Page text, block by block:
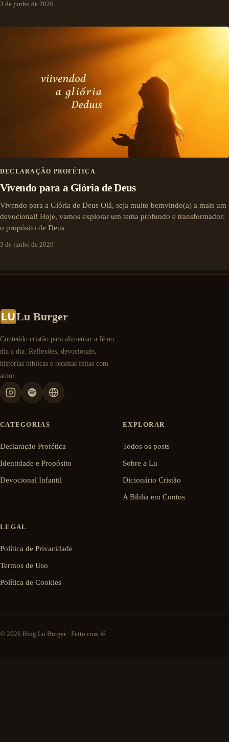
3 de junho de 2026
DECLARAÇÃO PROFÉTICA
Vivendo para a Glória de Deus
Vivendo para a Glória de Deus Olá, seja muito bemvindo(a) a mais um
devocional! Hoje, vamos explorar um tema profundo e transformador:
o propósito de Deus
3 de junho de 2026
Lu Burger
Conteúdo cristão para alimentar a fé no
dia a dia. Reflexões, devocionais,
histórias bíblicas e receitas feitas com
amor.
CATEGORIAS
Declaração Profética
Identidade e Propósito
Devocional Infantil
EXPLORAR
Todos os posts
Sobre a Lu
Dicionário Cristão
A Bíblia em Contos
LEGAL
Política de Privacidade
Termos de Uso
Política de Cookies
© 2026 Blog Lu Burger · Feito com fé.